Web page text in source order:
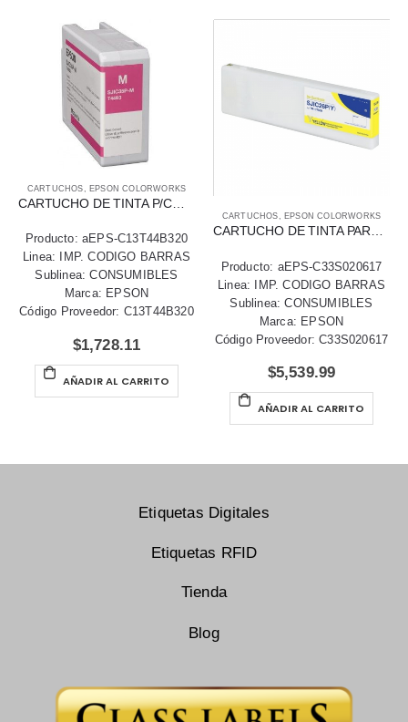
CARTUCHOS EPSON COLORWORKS
Producto: aEPS-C13T44B320
Linea: IMP. CODIGO BARRAS
Sublinea: CONSUMIBLES
Marca: EPSON
Código Proveedor: C13T44B320
$1,728.11
AÑADIR AL CARRITO
CARTUCHOS, EPSON COLORWORKS
CARTUCHO DE TINTA PARA EPSON TM-C7500 AMARILLO
Producto: aEPS-C33S020617
Linea: IMP. CODIGO BARRAS
Sublinea: CONSUMIBLES
Marca: EPSON
Código Proveedor: C33S020617
$5,539.99
AÑADIR AL CARRITO
Etiquetas Digitales
Etiquetas RFID
Tienda
Blog